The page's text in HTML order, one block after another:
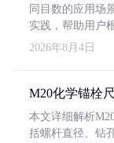
同目数的应用场
实践，帮助用户
2026年8月4日
M20化学锚栓
本文详细解析
括螺杆直径、钻